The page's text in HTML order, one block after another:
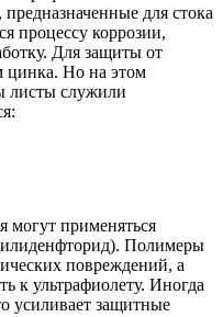
для стока
процессу коррозии,
Для защиты от
цинка. Но на этом
листы служили
могут применяться
Полимеры
повреждений, а
к ультрафиолету. Иногда
усиливает защитные